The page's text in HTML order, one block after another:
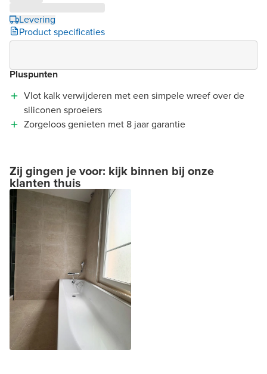
Levering
Product specificaties
Pluspunten
Vlot kalk verwijderen met een simpele wreef over de
siliconen sproeiers
Zorgeloos genieten met 8 jaar garantie
Zij gingen je voor: kijk binnen bij onze
klanten thuis